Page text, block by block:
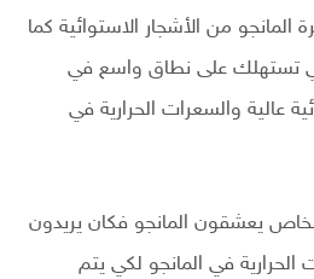
من الأشجار الاستوائية كما
تستهلك على نطاق واسع في
عالية والسعرات الحرارية في
يعشقون المانجو فكان يريدون
في المانجو لكي يتم